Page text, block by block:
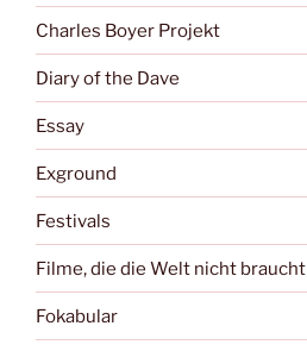
Charles Boyer Projekt
Diary of the Dave
Essay
Exground
Festivals
Filme, die die Welt nicht braucht
Fokabular